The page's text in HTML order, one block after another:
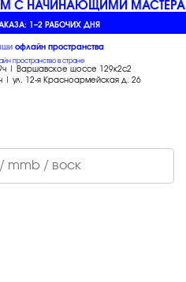
С НАЧИНАЮЩИМИ
1–2 РАБОЧИХ ДНЯ
офлайн пространства
пространство в стране
| Варшавское шоссе 129к2с2
ул. 12-я Красноармейская д. 26